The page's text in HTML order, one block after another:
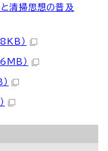
清掃思想の普及
）
）